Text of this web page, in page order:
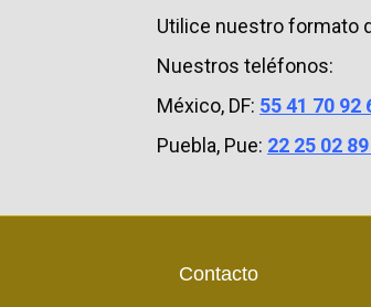
Utilice nuestro formato
Nuestros teléfonos:
México, DF: 55 41 70 92
Puebla, Pue: 22 25 02
Contacto